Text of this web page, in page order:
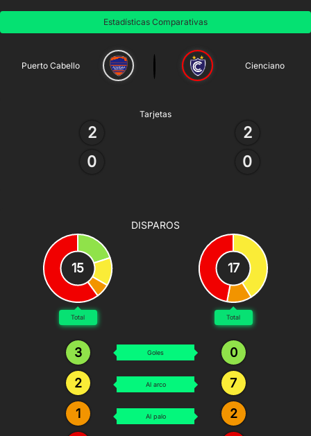
Estadísticas Comparativas
Puerto Cabello Cienciano
Tarjetas
2
0
2
0
DISPAROS
15
Total
3
2
1
17
Total
0
7
2
Goles
Al arco
Al palo